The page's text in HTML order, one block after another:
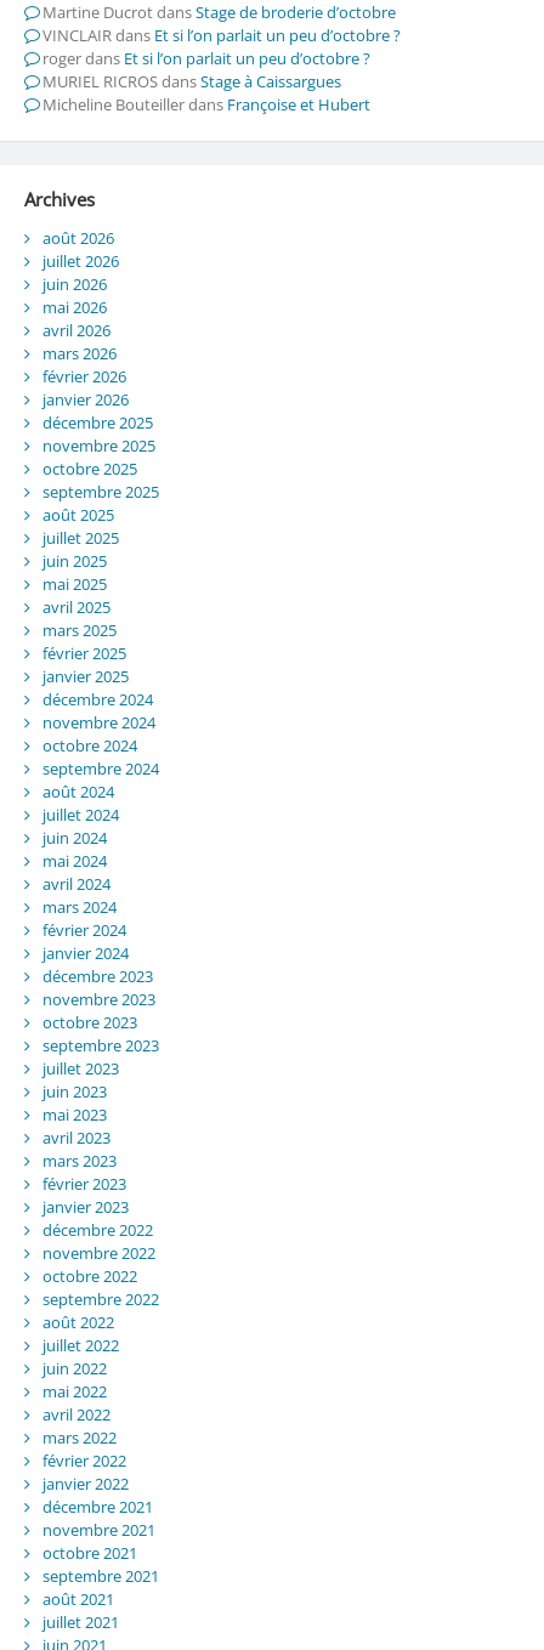
Martine DucrotdansStage de broderie d’octobre
VINCLAIRdans Et si l’on parlait un peu d’octobre ?
rogerdans Et si l’on parlait un peu d’octobre ?
MURIEL RICROSdansStage à Caissargues
Micheline Bouteillerdans Françoise et Hubert
Archives
août 2026
juillet 2026
juin 2026
mai 2026
avril 2026
mars 2026
février 2026
janvier 2026
décembre 2025
novembre 2025
octobre 2025
septembre 2025
août 2025
juillet 2025
juin 2025
mai 2025
avril 2025
mars 2025
février 2025
janvier 2025
décembre 2024
novembre 2024
octobre 2024
septembre 2024
août 2024
juillet 2024
juin 2024
mai 2024
avril 2024
mars 2024
février 2024
janvier 2024
décembre 2023
novembre 2023
octobre 2023
septembre 2023
juillet 2023
juin 2023
mai 2023
avril 2023
mars 2023
février 2023
janvier 2023
décembre 2022
novembre 2022
octobre 2022
septembre 2022
août 2022
juillet 2022
juin 2022
mai 2022
avril 2022
mars 2022
février 2022
janvier 2022
décembre 2021
novembre 2021
octobre 2021
septembre 2021
août 2021
juillet 2021